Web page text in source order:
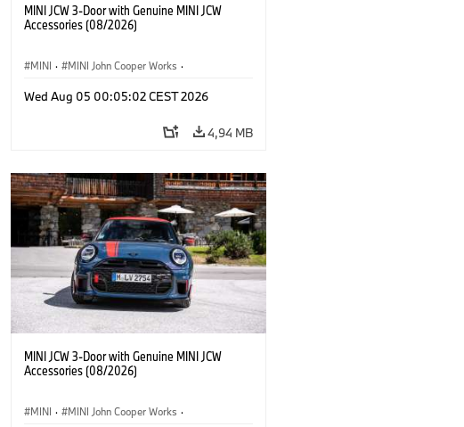
MINI JCW 3-Door with Genuine MINI JCW
Accessories (08/2026)
MINI · MINI John Cooper Works ·
Wed Aug 05 00:05:02 CEST 2026
4,94 MB
MINI JCW 3-Door with Genuine MINI JCW
Accessories (08/2026)
MINI · MINI John Cooper Works ·